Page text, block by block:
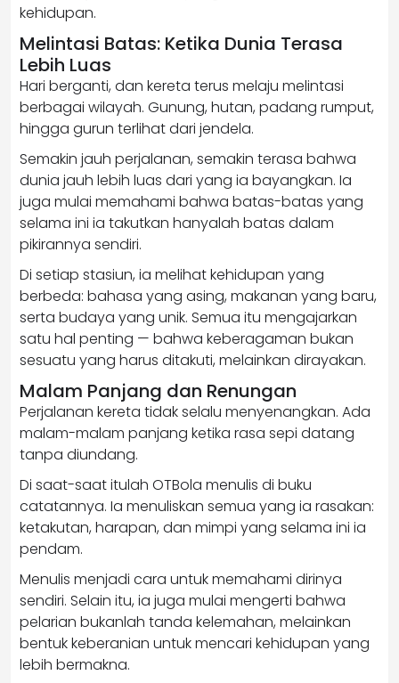
kehidupan.
Melintasi Batas: Ketika Dunia Terasa
Lebih Luas
Hari berganti, dan kereta terus melaju melintasi
berbagai wilayah. Gunung, hutan, padang rumput,
hingga gurun terlihat dari jendela.
Semakin jauh perjalanan, semakin terasa bahwa
dunia jauh lebih luas dari yang ia bayangkan. Ia
juga mulai memahami bahwa batas-batas yang
selama ini ia takutkan hanyalah batas dalam
pikirannya sendiri.
Di setiap stasiun, ia melihat kehidupan yang
berbeda: bahasa yang asing, makanan yang baru,
serta budaya yang unik. Semua itu mengajarkan
satu hal penting — bahwa keberagaman bukan
sesuatu yang harus ditakuti, melainkan dirayakan.
Malam Panjang dan Renungan
Perjalanan kereta tidak selalu menyenangkan. Ada
malam-malam panjang ketika rasa sepi datang
tanpa diundang.
Di saat-saat itulah OTBola menulis di buku
catatannya. Ia menuliskan semua yang ia rasakan:
ketakutan, harapan, dan mimpi yang selama ini ia
pendam.
Menulis menjadi cara untuk memahami dirinya
sendiri. Selain itu, ia juga mulai mengerti bahwa
pelarian bukanlah tanda kelemahan, melainkan
bentuk keberanian untuk mencari kehidupan yang
lebih bermakna.